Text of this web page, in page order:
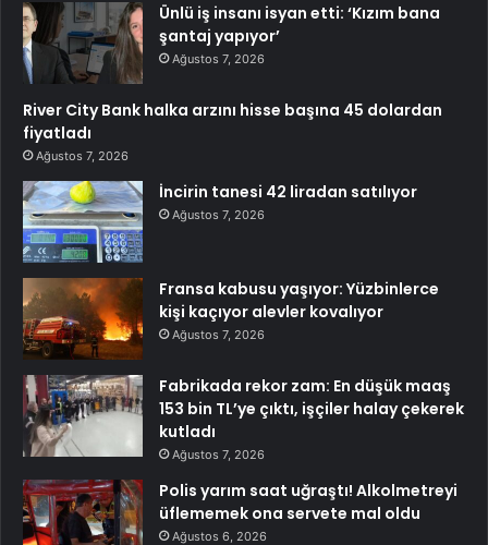
Ünlü iş insanı isyan etti: ‘Kızım bana
şantaj yapıyor’
Ağustos 7, 2026
River City Bank halka arzını hisse başına 45 dolardan
fiyatladı
Ağustos 7, 2026
İncirin tanesi 42 liradan satılıyor
Ağustos 7, 2026
Fransa kabusu yaşıyor: Yüzbinlerce
kişi kaçıyor alevler kovalıyor
Ağustos 7, 2026
Fabrikada rekor zam: En düşük maaş
153 bin TL’ye çıktı, işçiler halay çekerek
kutladı
Ağustos 7, 2026
Polis yarım saat uğraştı! Alkolmetreyi
üflememek ona servete mal oldu
Ağustos 6, 2026